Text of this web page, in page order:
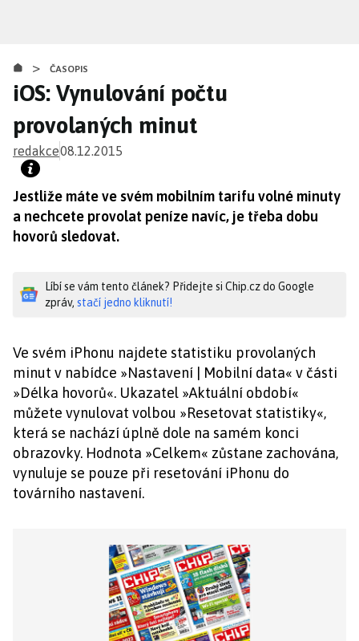
obsahu
> ČASOPIS
iOS: Vynulování počtu
provolaných minut
redakce08.12.2015
Jestliže máte ve svém mobilním tarifu volné minuty
a nechcete provolat peníze navíc, je třeba dobu
hovorů sledovat.
Líbí se vám tento článek? Přidejte si Chip.cz do Google
zpráv, stačí jedno kliknutí!
Ve svém iPhonu najdete statistiku provolaných
minut v nabídce »Nastavení | Mobilní data« v části
»Délka hovorů«. Ukazatel »Aktuální období«
můžete vynulovat volbou »Resetovat statistiky«,
která se nachází úplně dole na samém konci
obrazovky. Hodnota »Celkem« zůstane zachována,
vynuluje se pouze při resetování iPhonu do
továrního nastavení.